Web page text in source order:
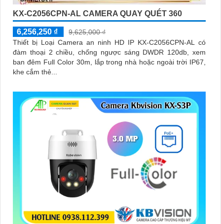
KX-C2056CPN-AL CAMERA QUAY QUÉT 360
6,256,250 ₫
9,625,000 ₫
Thiết bị Loại Camera an ninh HD IP KX-C2056CPN-AL có
đàm thoại 2 chiều, chống ngược sáng DWDR 120db, xem
ban đêm Full Color 30m, lắp trong nhà hoặc ngoài trời IP67,
khe cắm thẻ...